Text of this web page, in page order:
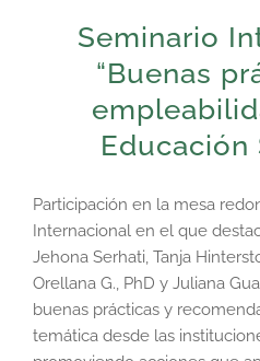
Seminario
“Buenas
Educación
Participación en la mesa
Internacional en el que
Jehona Serhati, Tanja
Orellana G., PhD y Juliana
buenas prácticas y
temática desde las